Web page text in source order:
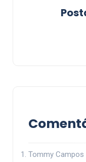
Tommy Campos